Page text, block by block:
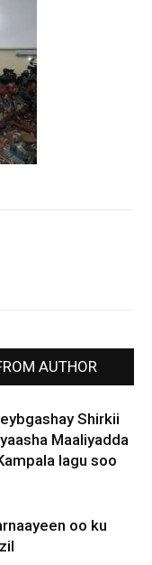
AUTHOR
Shirkii
Maaliyadda
lagu soo
oo ku